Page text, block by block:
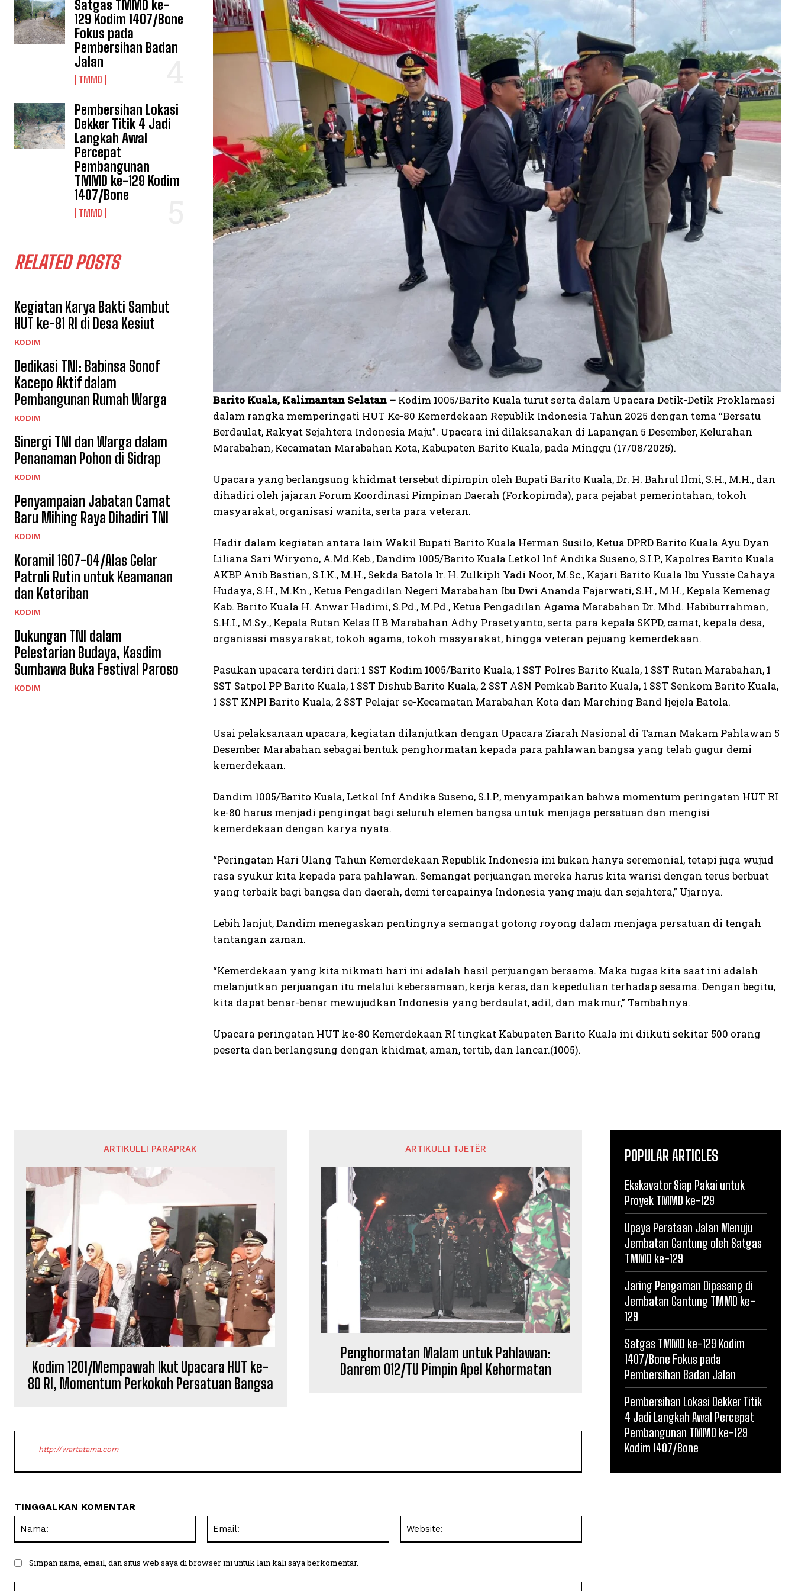
Satgas TMMD ke-
129 Kodim 1407/Bone
Fokus pada
Pembersihan Badan
Jalan
TMMD
Pembersihan Lokasi
Dekker Titik 4 Jadi
Langkah Awal
Percepat
Pembangunan
TMMD ke-129 Kodim
1407/Bone
TMMD
RELATED POSTS
Kegiatan Karya Bakti Sambut
HUT ke-81 RI di Desa Kesiut
KODIM
Dedikasi TNI: Babinsa Sonof
Kacepo Aktif dalam
Pembangunan Rumah Warga
KODIM
Sinergi TNI dan Warga dalam
Penanaman Pohon di Sidrap
KODIM
Penyampaian Jabatan Camat
Baru Mihing Raya Dihadiri TNI
KODIM
Koramil 1607-04/Alas Gelar
Patroli Rutin untuk Keamanan
dan Keteriban
KODIM
Dukungan TNI dalam
Pelestarian Budaya, Kasdim
Sumbawa Buka Festival Paroso
KODIM
Barito Kuala, Kalimantan Selatan – Kodim 1005/Barito Kuala turut serta dalam Upacara Detik-Detik Proklamasi
dalam rangka memperingati HUT Ke-80 Kemerdekaan Republik Indonesia Tahun 2025 dengan tema “Bersatu
Berdaulat, Rakyat Sejahtera Indonesia Maju”. Upacara ini dilaksanakan di Lapangan 5 Desember, Kelurahan
Marabahan, Kecamatan Marabahan Kota, Kabupaten Barito Kuala, pada Minggu (17/08/2025).
Upacara yang berlangsung khidmat tersebut dipimpin oleh Bupati Barito Kuala, Dr. H. Bahrul Ilmi, S.H., M.H., dan
dihadiri oleh jajaran Forum Koordinasi Pimpinan Daerah (Forkopimda), para pejabat pemerintahan, tokoh
masyarakat, organisasi wanita, serta para veteran.
Hadir dalam kegiatan antara lain Wakil Bupati Barito Kuala Herman Susilo, Ketua DPRD Barito Kuala Ayu Dyan
Liliana Sari Wiryono, A.Md.Keb., Dandim 1005/Barito Kuala Letkol Inf Andika Suseno, S.I.P., Kapolres Barito Kuala
AKBP Anib Bastian, S.I.K., M.H., Sekda Batola Ir. H. Zulkipli Yadi Noor, M.Sc., Kajari Barito Kuala Ibu Yussie Cahaya
Hudaya, S.H., M.Kn., Ketua Pengadilan Negeri Marabahan Ibu Dwi Ananda Fajarwati, S.H., M.H., Kepala Kemenag
Kab. Barito Kuala H. Anwar Hadimi, S.Pd., M.Pd., Ketua Pengadilan Agama Marabahan Dr. Mhd. Habiburrahman,
S.H.I., M.Sy., Kepala Rutan Kelas II B Marabahan Adhy Prasetyanto, serta para kepala SKPD, camat, kepala desa,
organisasi masyarakat, tokoh agama, tokoh masyarakat, hingga veteran pejuang kemerdekaan.
Pasukan upacara terdiri dari: 1 SST Kodim 1005/Barito Kuala, 1 SST Polres Barito Kuala, 1 SST Rutan Marabahan, 1
SST Satpol PP Barito Kuala, 1 SST Dishub Barito Kuala, 2 SST ASN Pemkab Barito Kuala, 1 SST Senkom Barito Kuala,
1 SST KNPI Barito Kuala, 2 SST Pelajar se-Kecamatan Marabahan Kota dan Marching Band Ijejela Batola.
Usai pelaksanaan upacara, kegiatan dilanjutkan dengan Upacara Ziarah Nasional di Taman Makam Pahlawan 5
Desember Marabahan sebagai bentuk penghormatan kepada para pahlawan bangsa yang telah gugur demi
kemerdekaan.
Dandim 1005/Barito Kuala, Letkol Inf Andika Suseno, S.I.P., menyampaikan bahwa momentum peringatan HUT RI
ke-80 harus menjadi pengingat bagi seluruh elemen bangsa untuk menjaga persatuan dan mengisi
kemerdekaan dengan karya nyata.
“Peringatan Hari Ulang Tahun Kemerdekaan Republik Indonesia ini bukan hanya seremonial, tetapi juga wujud
rasa syukur kita kepada para pahlawan. Semangat perjuangan mereka harus kita warisi dengan terus berbuat
yang terbaik bagi bangsa dan daerah, demi tercapainya Indonesia yang maju dan sejahtera,” Ujarnya.
Lebih lanjut, Dandim menegaskan pentingnya semangat gotong royong dalam menjaga persatuan di tengah
tantangan zaman.
“Kemerdekaan yang kita nikmati hari ini adalah hasil perjuangan bersama. Maka tugas kita saat ini adalah
melanjutkan perjuangan itu melalui kebersamaan, kerja keras, dan kepedulian terhadap sesama. Dengan begitu,
kita dapat benar-benar mewujudkan Indonesia yang berdaulat, adil, dan makmur,” Tambahnya.
Upacara peringatan HUT ke-80 Kemerdekaan RI tingkat Kabupaten Barito Kuala ini diikuti sekitar 500 orang
peserta dan berlangsung dengan khidmat, aman, tertib, dan lancar.(1005).
ARTIKULLI PARAPRAK
Kodim 1201/Mempawah Ikut Upacara HUT ke-
80 RI, Momentum Perkokoh Persatuan Bangsa
ARTIKULLI TJETËR
Penghormatan Malam untuk Pahlawan:
Danrem 012/TU Pimpin Apel Kehormatan
http://wartatama.com
TINGGALKAN KOMENTAR
Simpan nama, email, dan situs web saya di browser ini untuk lain kali saya berkomentar.
POPULAR ARTICLES
Ekskavator Siap Pakai untuk
Proyek TMMD ke-129
Upaya Perataan Jalan Menuju
Jembatan Gantung oleh Satgas
TMMD ke-129
Jaring Pengaman Dipasang di
Jembatan Gantung TMMD ke-
129
Satgas TMMD ke-129 Kodim
1407/Bone Fokus pada
Pembersihan Badan Jalan
Pembersihan Lokasi Dekker Titik
4 Jadi Langkah Awal Percepat
Pembangunan TMMD ke-129
Kodim 1407/Bone